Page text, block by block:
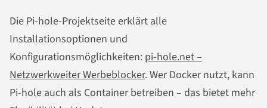
Die Pi-hole-Projektseite erklärt alle
Installationsoptionen und
Konfigurationsmöglichkeiten: pi-hole.net –
Netzwerkweiter Werbeblocker. Wer Docker nutzt, kann
Pi-hole auch als Container betreiben – das bietet mehr